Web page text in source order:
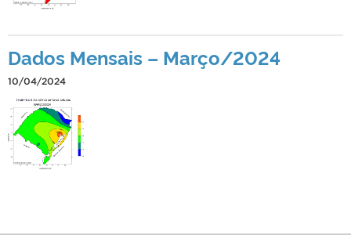
Dados Mensais – Março/2024
10/04/2024